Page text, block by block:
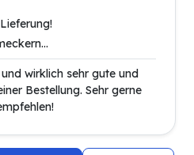
wirklich sehr gute und
Bestellung. Sehr gerne